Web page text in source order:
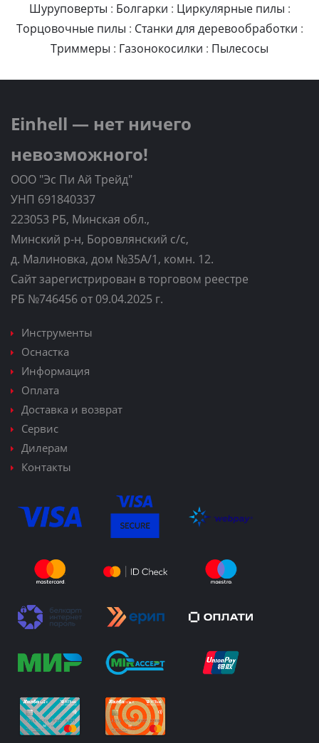
Шуруповерты : Болгарки : Циркулярные пилы :
Торцовочные пилы : Станки для деревообработки :
Триммеры : Газонокосилки : Пылесосы
Einhell — нет ничего
невозможного!
ООО "Эс Пи Ай Трейд"
УНП 691840337
223053 РБ, Минская обл.,
Минский р-н, Боровлянский с/с,
д. Малиновка, дом №35A/1, комн. 12.
Сайт зарегистрирован в торговом реестре
РБ №746456 от 09.04.2025 г.
Инструменты
Оснастка
Информация
Оплата
Доставка и возврат
Сервис
Дилерам
Контакты